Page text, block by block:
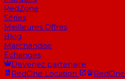
RedZone
Séries
Meilleures Offres
Blog
Marchandise
Échanges
Devenez partenaire
RedOne Location RedOne